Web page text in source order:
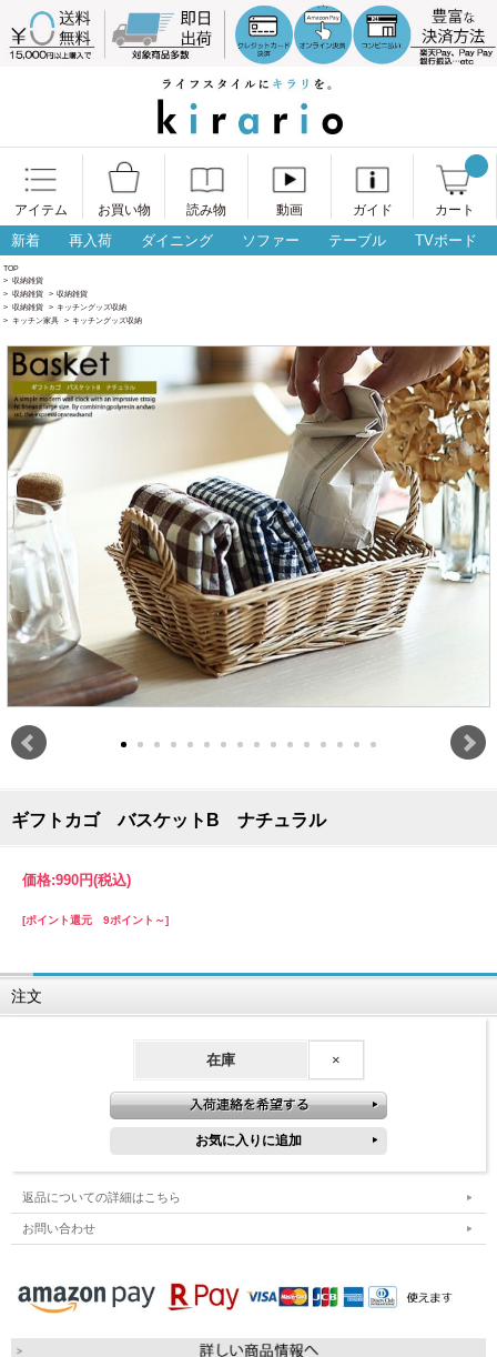
アイテム お買い物 読み物 動画 ガイド カート
新着 再入荷 ダイニング ソファー テーブル TVボード
TOP
> 収納雑貨
> 収納雑貨 > 収納雑貨
> 収納雑貨 > キッチングッズ収納
> キッチン家具 > キッチングッズ収納
ギフトカゴ バスケットB ナチュラル
価格:990円(税込)
[ポイント還元 9ポイント～]
注文
在庫 ×
返品についての詳細はこちら
お問い合わせ